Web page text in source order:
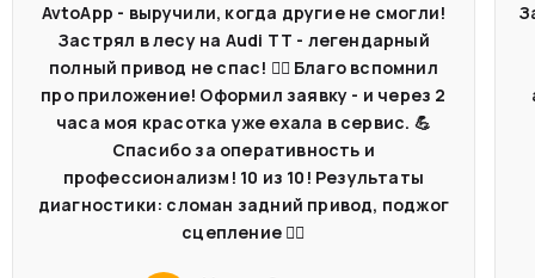
AvtoApp - выручили, когда другие не смогли!
Застрял в лесу на Audi TT - легендарный
полный привод не спас! 🤷‍♂️ Благо вспомнил
про приложение! Оформил заявку - и через 2
часа моя красотка уже ехала в сервис. 💪
Спасибо за оперативность и
профессионализм! 10 из 10! Результаты
диагностики: сломан задний привод, поджог
сцепление 🤦‍♂️